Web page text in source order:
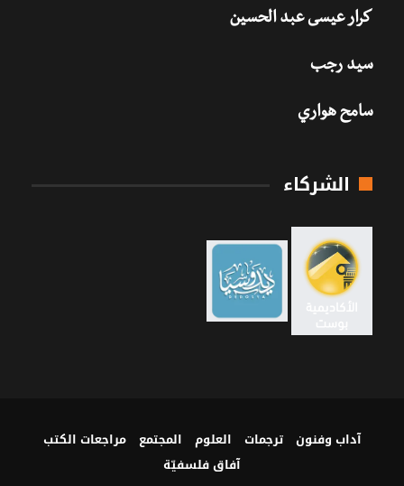
كرار عيسى عبد الحسين
سيد رجب
سامح هواري
الشركاء
آداب وفنون ترجمات العلوم المجتمع
مراجعات الكتب
آفاق فلسفيّة‎